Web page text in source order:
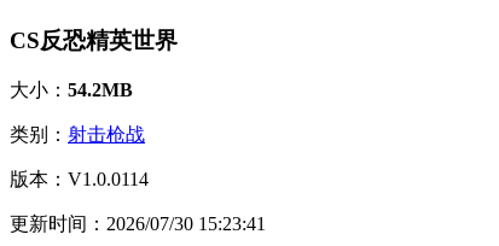
CS反恐精英世界
大小： 54.2MB
类别： 射击枪战
版本： V1.0.0114
更新时间： 2026/07/30 15:23:41